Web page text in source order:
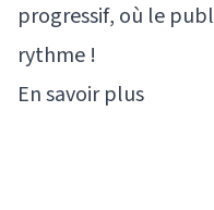
progressif, où le
rythme !
En savoir plus